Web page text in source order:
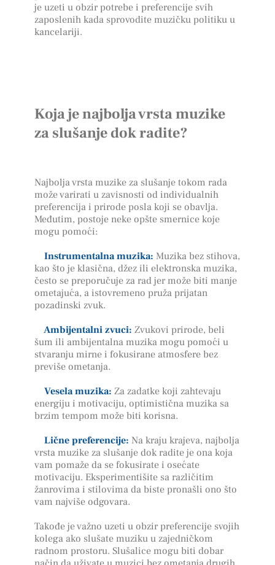
je uzeti u obzir potrebe i preferencije svih
zaposlenih kada sprovodite muzičku politiku u
kancelariji.
Koja je najbolja vrsta muzike
za slušanje dok radite?
Najbolja vrsta muzike za slušanje tokom rada
može varirati u zavisnosti od individualnih
preferencija i prirode posla koji se obavlja.
Međutim, postoje neke opšte smernice koje
mogu pomoći:
Instrumentalna muzika: Muzika bez stihova,
kao što je klasična, džez ili elektronska muzika,
često se preporučuje za rad jer može biti manje
ometajuća, a istovremeno pruža prijatan
pozadinski zvuk.
Ambijentalni zvuci: Zvukovi prirode, beli
šum ili ambijentalna muzika mogu pomoći u
stvaranju mirne i fokusirane atmosfere bez
previše ometanja.
Vesela muzika: Za zadatke koji zahtevaju
energiju i motivaciju, optimistična muzika sa
brzim tempom može biti korisna.
Lične preferencije: Na kraju krajeva, najbolja
vrsta muzike za slušanje dok radite je ona koja
vam pomaže da se fokusirate i osećate
motivaciju. Eksperimentišite sa različitim
žanrovima i stilovima da biste pronašli ono što
vam najviše odgovara.
Takođe je važno uzeti u obzir preferencije svojih
kolega ako slušate muziku u zajedničkom
radnom prostoru. Slušalice mogu biti dobar